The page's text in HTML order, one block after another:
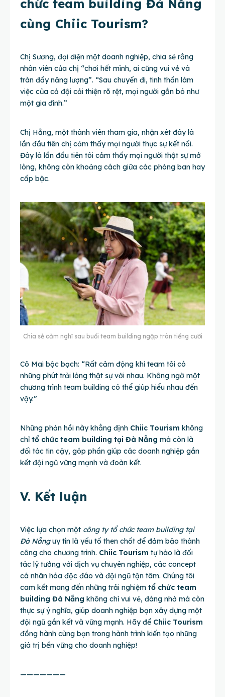
chức team building Đà Nẵng
cùng Chiic Tourism?
Chị Sương, đại diện một doanh nghiệp, chia sẻ rằng
nhân viên của chị “chơi hết mình, ai cũng vui vẻ và
tràn đầy năng lượng”. “Sau chuyến đi, tinh thần làm
việc của cả đội cải thiện rõ rệt, mọi người gắn bó như
một gia đình.”
Chị Hằng, một thành viên tham gia, nhận xét đây là
lần đầu tiên chị cảm thấy mọi người thực sự kết nối.
Đây là lần đầu tiên tôi cảm thấy mọi người thật sự mở
lòng, không còn khoảng cách giữa các phòng ban hay
cấp bậc.
Chia sẻ cảm nghĩ sau buổi team building ngập tràn tiếng cười
Cô Mai bộc bạch: “Rất cảm động khi team tôi có
những phút trải lòng thật sự với nhau. Không ngờ một
chương trình team building có thể giúp hiểu nhau đến
vậy.”
Những phản hồi này khẳng định Chiic Tourism không
chỉ tổ chức team building tại Đà Nẵng mà còn là
đối tác tin cậy, góp phần giúp các doanh nghiệp gắn
kết đội ngũ vững mạnh và đoàn kết.
V. Kết luận
Việc lựa chọn một công ty tổ chức team building tại
Đà Nẵnguy tín là yếu tố then chốt để đảm bảo thành
công cho chương trình. Chiic Tourism tự hào là đối
tác lý tưởng với dịch vụ chuyên nghiệp, các concept
cá nhân hóa độc đáo và đội ngũ tận tâm. Chúng tôi
cam kết mang đến những trải nghiệm tổ chức team
building Đà Nẵng không chỉ vui vẻ, đáng nhớ mà còn
thực sự ý nghĩa, giúp doanh nghiệp bạn xây dựng một
đội ngũ gắn kết và vững mạnh. Hãy để Chiic Tourism
đồng hành cùng bạn trong hành trình kiến tạo những
giá trị bền vững cho doanh nghiệp!
———————